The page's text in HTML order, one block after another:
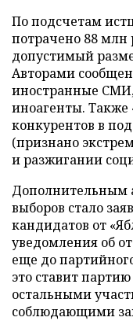
По подсчетам
потрачено 88
допустимый
Авторами
иностранные
иноагенты. Также
конкурентов в
(признано
и разжигании
Дополнительным
выборов стало
кандидатов от
уведомления об
еще до
это ставит
остальными
соблюдающими